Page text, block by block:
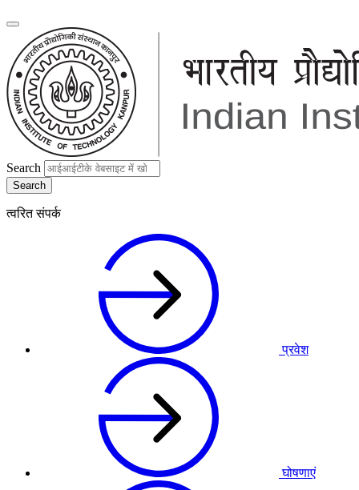
Search
त्वरित संपर्क
प्रवेश
घोषणाएं